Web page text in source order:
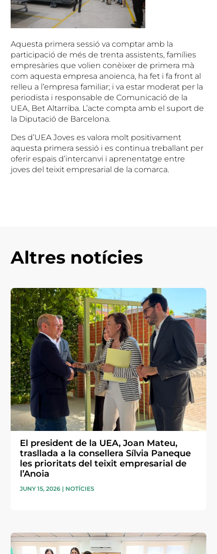
Aquesta primera sessió va comptar amb la
participació de més de trenta assistents, famílies
empresàries que volien conèixer de primera mà
com aquesta empresa anoienca, ha fet i fa front al
relleu a l’empresa familiar; i va estar moderat per la
periodista i responsable de Comunicació de la
UEA, Bet Altarriba. L’acte compta amb el suport de
la Diputació de Barcelona.
Des d’UEA Joves es valora molt positivament
aquesta primera sessió i es continua treballant per
oferir espais d’intercanvi i aprenentatge entre
joves del teixit empresarial de la comarca.
Altres notícies
El president de la UEA, Joan Mateu,
trasllada a la consellera Sílvia Paneque
les prioritats del teixit empresarial de
l’Anoia
JUNY 15, 2026 | NOTÍCIES